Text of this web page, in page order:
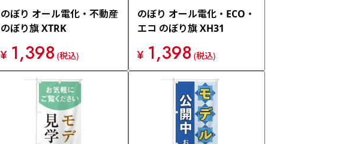
のぼり オール電化・不動産
のぼり旗 XTRK
¥ 1,398 (税込)
のぼり オール電化・ECO・
エコ のぼり旗 XH31
¥ 1,398 (税込)